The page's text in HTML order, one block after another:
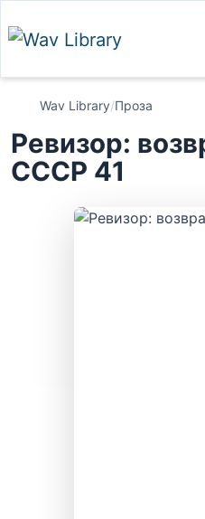
Wav Library/Проза
Ревизор:
СССР 41